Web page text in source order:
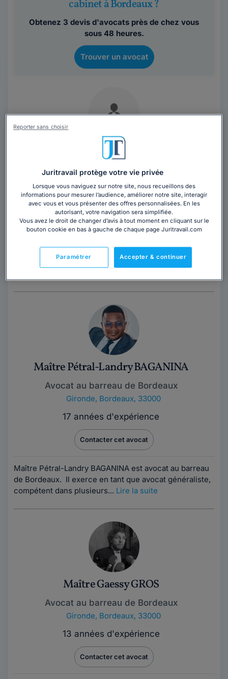
cabinet à Bordeaux ?
Obtenez 3 devis d'avocats près de chez vous
sous 48 heures.
Trouver un avocat
Maître Véronique LASSERRE
Avocat au barreau de Bordeaux
Gironde Bordeaux, 33000
33 années d'expérience
Contacter cet avocat
Maître Véronique LASSERRE est avocate au barreau de
Bordeaux depuis 1993. Elle intervient dans plusieurs
Maître Pétral-Landry BAGANINA
Avocat au barreau de Bordeaux
Gironde, Bordeaux, 33000
17 années d'expérience
Contacter cet avocat
Maître Pétral-Landry BAGANINA est avocat au barreau
de Bordeaux. Il exerce en tant que avocat généraliste,
compétent dans plusieurs... Lire la suite
Maître Gaessy GROS
Avocat au barreau de Bordeaux
Gironde, Bordeaux, 33000
13 années d'expérience
Contacter cet avocat
Juritravail protège votre vie privée
Lorsque vous naviguez sur notre site, nous recueillons des
informations pour mesurer l’audience, améliorer notre site, interagir
avec vous et vous présenter des offres personnalisées. En les
autorisant, votre navigation sera simplifiée.
Vous avez le droit de changer d’avis à tout moment en cliquant sur le
bouton cookie en bas à gauche de chaque page Juritravail.com
Accepter & continuer
Paramétrer
Reporter sans choisir